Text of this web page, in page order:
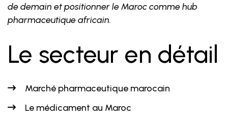
de demain et positionner le Maroc comme hub
pharmaceutique africain.
Le secteur en détail
Marché pharmaceutique marocain
Le médicament au Maroc